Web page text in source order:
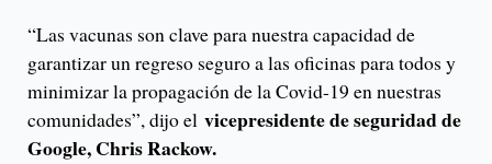
“Las vacunas son clave para nuestra capacidad de
garantizar un regreso seguro a las oficinas para todos y
minimizar la propagación de la Covid-19 en nuestras
comunidades”, dijo el vicepresidente de seguridad de
Google, Chris Rackow.